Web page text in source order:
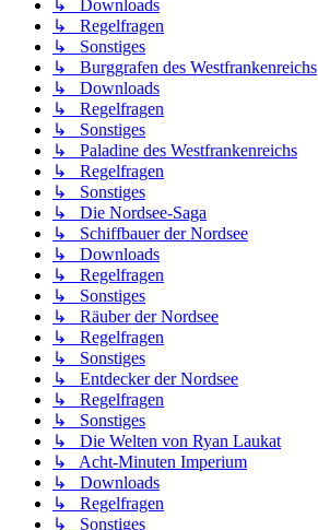
↳ Downloads
↳ Regelfragen
↳ Sonstiges
↳ Burggrafen des Westfrankenreichs
↳ Downloads
↳ Regelfragen
↳ Sonstiges
↳ Paladine des Westfrankenreichs
↳ Regelfragen
↳ Sonstiges
↳ Die Nordsee-Saga
↳ Schiffbauer der Nordsee
↳ Downloads
↳ Regelfragen
↳ Sonstiges
↳ Räuber der Nordsee
↳ Regelfragen
↳ Sonstiges
↳ Entdecker der Nordsee
↳ Regelfragen
↳ Sonstiges
↳ Die Welten von Ryan Laukat
↳ Acht-Minuten Imperium
↳ Downloads
↳ Regelfragen
↳ Sonstiges